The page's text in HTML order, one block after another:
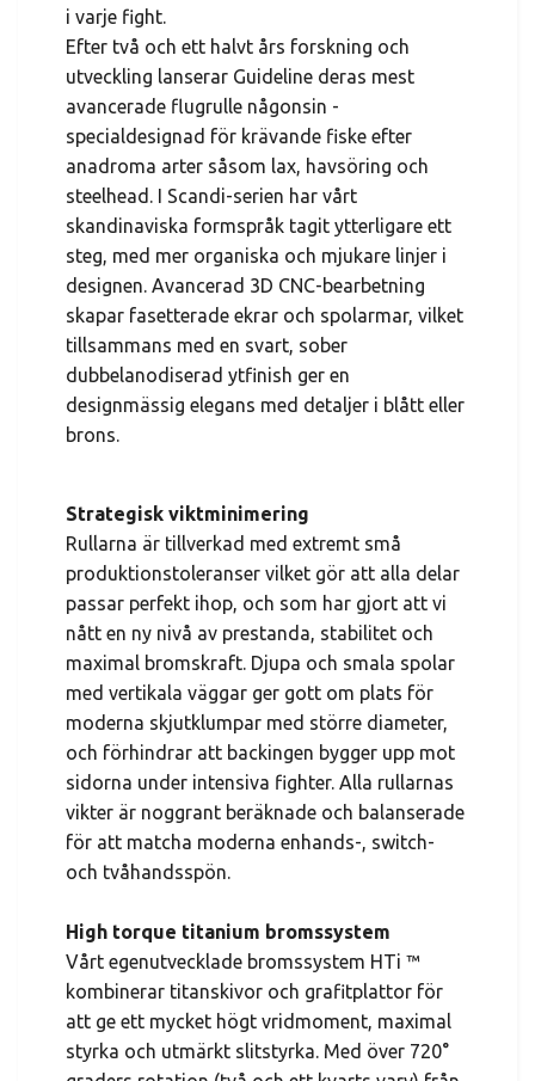
i varje fight.
Efter två och ett halvt års forskning och
utveckling lanserar Guideline deras mest
avancerade flugrulle någonsin -
specialdesignad för krävande fiske efter
anadroma arter såsom lax, havsöring och
steelhead. I Scandi-serien har vårt
skandinaviska formspråk tagit ytterligare ett
steg, med mer organiska och mjukare linjer i
designen. Avancerad 3D CNC-bearbetning
skapar fasetterade ekrar och spolarmar, vilket
tillsammans med en svart, sober
dubbelanodiserad ytfinish ger en
designmässig elegans med detaljer i blått eller
brons.
Strategisk viktminimering
Rullarna är tillverkad med extremt små
produktionstoleranser vilket gör att alla delar
passar perfekt ihop, och som har gjort att vi
nått en ny nivå av prestanda, stabilitet och
maximal bromskraft. Djupa och smala spolar
med vertikala väggar ger gott om plats för
moderna skjutklumpar med större diameter,
och förhindrar att backingen bygger upp mot
sidorna under intensiva fighter. Alla rullarnas
vikter är noggrant beräknade och balanserade
för att matcha moderna enhands-, switch-
och tvåhandsspön.
High torque titanium bromssystem
Vårt egenutvecklade bromssystem HTi ™
kombinerar titanskivor och grafitplattor för
att ge ett mycket högt vridmoment, maximal
styrka och utmärkt slitstyrka. Med över 720°